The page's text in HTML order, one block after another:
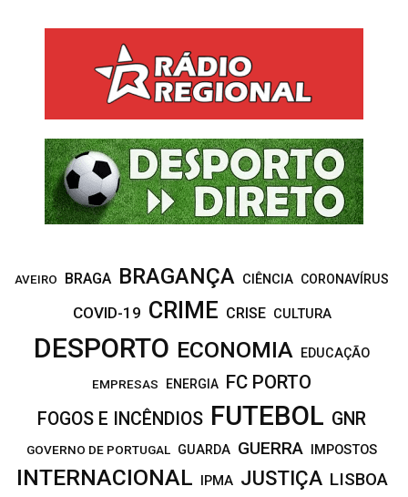
AVEIRO BRAGA BRAGANÇA CIÊNCIA CORONAVÍRUS
COVID-19 CRIME CRISE CULTURA
DESPORTO ECONOMIA EDUCAÇÃO
EMPRESAS ENERGIA FC PORTO
FOGOS E INCÊNDIOS FUTEBOL GNR
GOVERNO DE PORTUGAL GUARDA GUERRA IMPOSTOS
INTERNACIONAL IPMA JUSTIÇA LISBOA